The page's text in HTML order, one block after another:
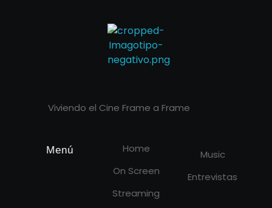
Viviendo el Cine Frame a Frame
Menú
Home
On Screen
Streaming
Music
Entrevistas